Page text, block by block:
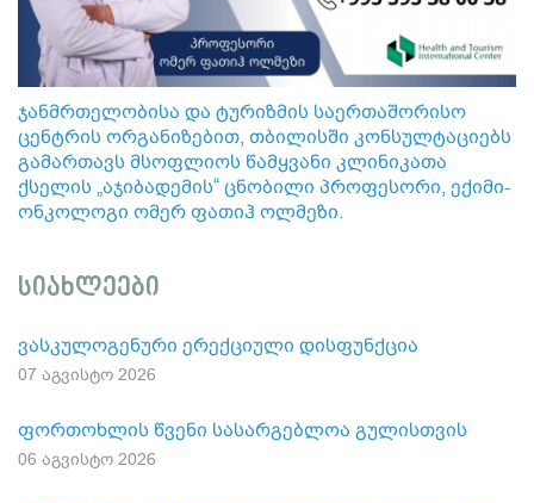
ჯანმრთელობისა და ტურიზმის საერთაშორისო
ცენტრის ორგანიზებით, თბილისში კონსულტაციებს
გამართავს მსოფლიოს წამყვანი კლინიკათა
ქსელის „აჯიბადემის“ ცნობილი პროფესორი, ექიმი-
ონკოლოგი ომერ ფათიჰ ოლმეზი.
სიახლეები
ვასკულოგენური ერექციული დისფუნქცია
07 აგვისტო 2026
ფორთოხლის წვენი სასარგებლოა გულისთვის
06 აგვისტო 2026